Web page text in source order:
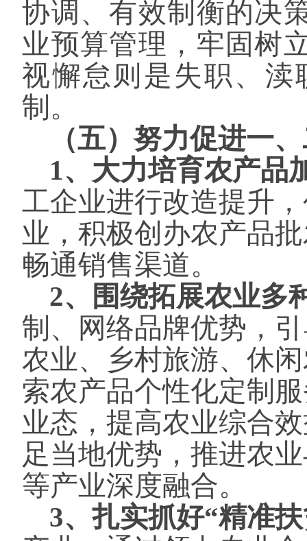
协调、有效制衡的决
业预算管理，牢固树
视懈怠则是失职、渎
制。
（五）努力促进一
1、大力培育农产品
工企业进行改造提升
业，积极创办农产品
畅通销售渠道。
2、围绕拓展农业多
制、网络品牌优势，
农业、乡村旅游、休
索农产品个性化定制
业态，提高农业综合
足当地优势，推进农
等产业深度融合。
3、扎实抓好“精准